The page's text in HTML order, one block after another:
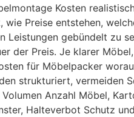
Kosten
Preise entstehen,
Leistungen gebündelt zu
der Preis. Je klarer
für Möbelpacker
strukturiert, vermeiden
Anzahl Möbel,
Halteverbot Schutz